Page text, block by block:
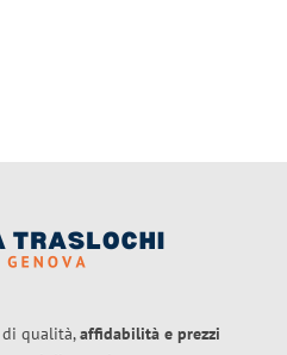
di qualità,affidabilità e prezzi